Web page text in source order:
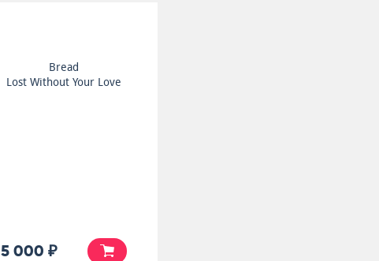
Bread
Lost Without Your Love
5 000 ₽